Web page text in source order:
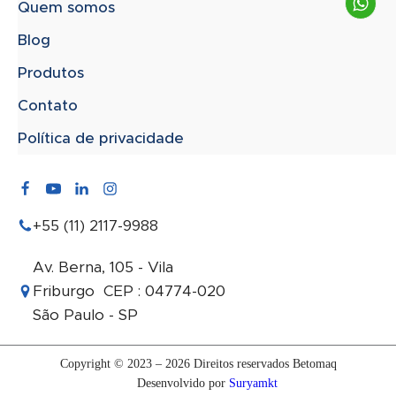
Quem somos
Blog
Produtos
Contato
Política de privacidade
+55 (11) 2117-9988
Av. Berna, 105 - Vila
Friburgo CEP : 04774-020
São Paulo - SP
Copyright © 2023 – 2026 Direitos reservados Betomaq
Desenvolvido por Suryamkt